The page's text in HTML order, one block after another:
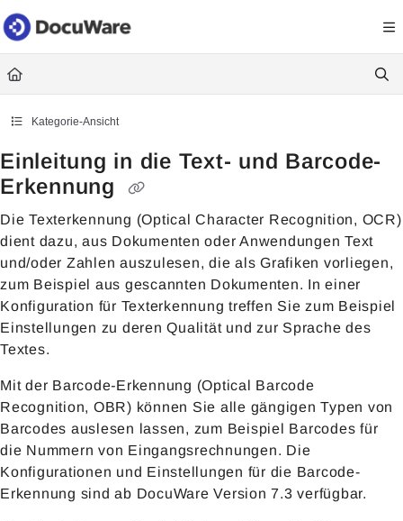
Documentation Index
Fetch the complete documentation index at: https://
Use this file to discover all available pages before exploring further.
Kategorie-Ansicht
Einleitung in die Text- und Barcode-
Erkennung
Die Texterkennung (Optical Character Recognition, OCR)
dient dazu, aus Dokumenten oder Anwendungen Text
und/oder Zahlen auszulesen, die als Grafiken vorliegen,
zum Beispiel aus gescannten Dokumenten. In einer
Konfiguration für Texterkennung treffen Sie zum Beispiel
Einstellungen zu deren Qualität und zur Sprache des
Textes.
Mit der Barcode-Erkennung (Optical Barcode
Recognition, OBR) können Sie alle gängigen Typen von
Barcodes auslesen lassen, zum Beispiel Barcodes für
die Nummern von Eingangsrechnungen. Die
Konfigurationen und Einstellungen für die Barcode-
Erkennung sind ab DocuWare Version 7.3 verfügbar.